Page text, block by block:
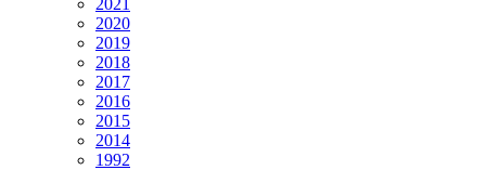
2021
2020
2019
2018
2017
2016
2015
2014
1992